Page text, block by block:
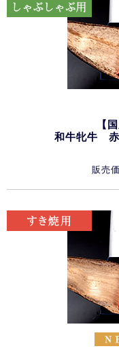
【
和牛牝牛 赤
販売